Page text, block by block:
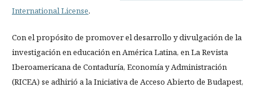
International License.
Con el propósito de promover el desarrollo y divulgación de la
investigación en educación en América Latina, en La Revista
Iberoamericana de Contaduría, Economía y Administración
(RICEA) se adhirió a la Iniciativa de Acceso Abierto de Budapest,